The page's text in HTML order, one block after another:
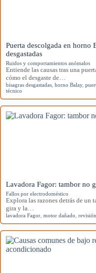
Puerta descolgada en horno
desgastadas
Ruidos y comportamientos anómalos
Entiende las causas tras una
cómo el desgaste de…
bisagras desgastadas horno Balay,
técnico
Lavadora Fagor: tambor no
Fallos por electrodoméstico
Explora las razones detrás de un
gira y la…
lavadora Fagor motor dañado